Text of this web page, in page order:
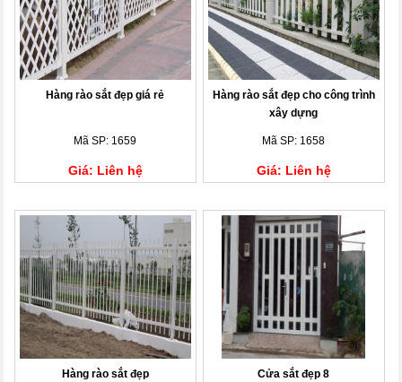
Hàng rào sắt đẹp giá rẻ
Mã SP: 1659
Giá: Liên hệ
Hàng rào sắt đẹp cho công trình
xây dựng
Mã SP: 1658
Giá: Liên hệ
Hàng rào sắt đẹp Cửa sắt đẹp 8